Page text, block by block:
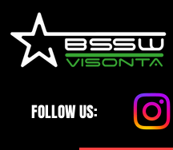
FOLLOW US: